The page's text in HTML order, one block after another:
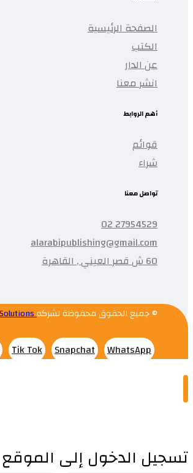
الصفحة الرئيسية
الكتب
عن الدار
انشر معنا
أهم الروابط
قوائم
شراء
تواصل معنا
27954529 02
alarabipublishing@gmail.com
60 ش قصر العيني , القاهرة
© جميع الحقوق محفوظة لشركهComma Creative Solutions
Tik Tok Snapchat WhatsApp
تسجيل الدخول إلى الموقع